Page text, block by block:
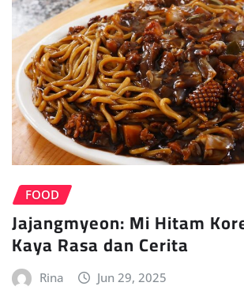
FOOD
Jajangmyeon: Mi Hitam
Kaya Rasa dan Cerita
Rina Jun 29, 2025